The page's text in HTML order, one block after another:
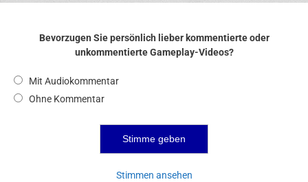
Bevorzugen Sie persönlich lieber kommentierte oder
unkommentierte Gameplay-Videos?
Mit Audiokommentar
Ohne Kommentar
Stimmen ansehen